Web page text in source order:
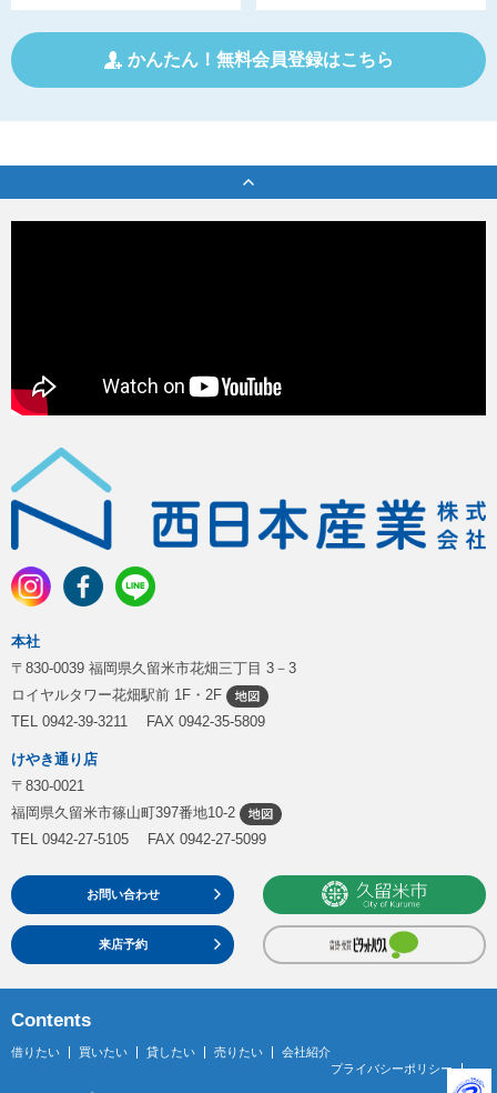
かんたん！無料会員登録はこちら
本社
〒830-0039 福岡県久留米市花畑三丁目 3－3
ロイヤルタワー花畑駅前 1F・2F
TEL 0942-39-3211 FAX 0942-35-5809
けやき通り店
〒830-0021
福岡県久留米市篠山町397番地10-2
TEL 0942-27-5105 FAX 0942-27-5099
お問い合わせ
来店予約
Contents
借りたい 買いたい 貸したい 売りたい
会社紹介
プライバシーポリシー